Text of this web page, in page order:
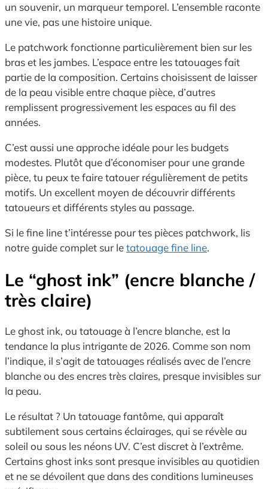
un souvenir, un marqueur temporel. L’ensemble raconte
une vie, pas une histoire unique.
Le patchwork fonctionne particulièrement bien sur les
bras et les jambes. L’espace entre les tatouages fait
partie de la composition. Certains choisissent de laisser
de la peau visible entre chaque pièce, d’autres
remplissent progressivement les espaces au fil des
années.
C’est aussi une approche idéale pour les budgets
modestes. Plutôt que d’économiser pour une grande
pièce, tu peux te faire tatouer régulièrement de petits
motifs. Un excellent moyen de découvrir différents
tatoueurs et différents styles au passage.
Si le fine line t’intéresse pour tes pièces patchwork, lis
notre guide complet sur letatouage fine line.
Le “ghost ink” (encre blanche /
très claire)
Le ghost ink, ou tatouage à l’encre blanche, est la
tendance la plus intrigante de 2026. Comme son nom
l’indique, il s’agit de tatouages réalisés avec de l’encre
blanche ou des encres très claires, presque invisibles sur
la peau.
Le résultat ? Un tatouage fantôme, qui apparaît
subtilement sous certains éclairages, qui se révèle au
soleil ou sous les néons UV. C’est discret à l’extrême.
Certains ghost inks sont presque invisibles au quotidien
et ne se dévoilent que dans des conditions lumineuses